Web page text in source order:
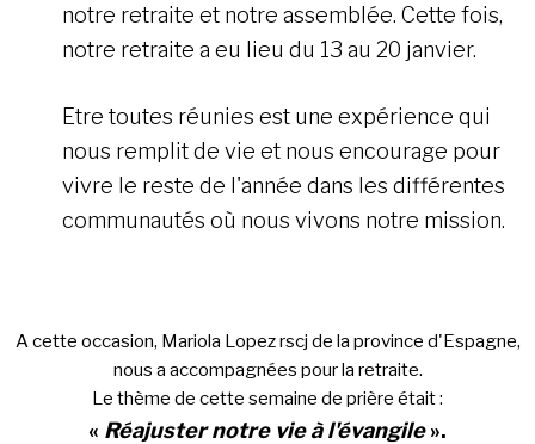
notre retraite et notre assemblée. Cette fois,
notre retraite a eu lieu du 13 au 20 janvier.
Etre toutes réunies est une expérience qui
nous remplit de vie et nous encourage pour
vivre le reste de l'année dans les différentes
communautés où nous vivons notre mission.
A cette occasion, Mariola Lopez rscj de la province d'Espagne,
nous a accompagnées pour la retraite.
Le thème de cette semaine de prière était :
« Réajuster notre vie à l'évangile».